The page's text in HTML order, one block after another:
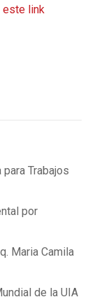
este link
Trabajos
por
Maria Camila
de la UIA